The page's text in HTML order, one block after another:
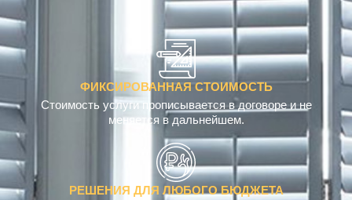
ФИКСИРОВАННАЯ СТОИМОСТЬ
Стоимость услуги прописывается в договоре и не
меняется в дальнейшем.
РЕШЕНИЯ ДЛЯ ЛЮБОГО БЮДЖЕТА